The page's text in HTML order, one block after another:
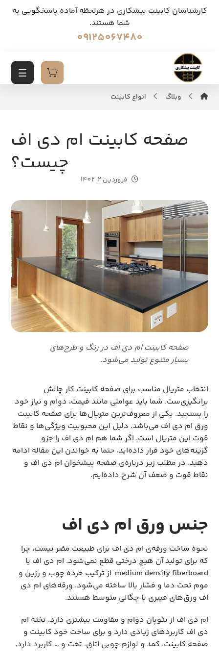
کارشناسان کابینت پیشکاری در هرلحظه آماده پاسخگویی به
شما هستند.
09125067480
وبلاگ انواع کابینت
صفحه کابینت ام دی اف
چیست؟
فروردین 2, 1402
صفحه کابینت ام دی اف در رنگ و طرح‌های
بسیار متنوع تولید می‌شود.
انتخاب متریال مناسب برای صفحه کابینت کار چالش
برانگیزی‌ست. شما باید عواملی مانند قیمت، دوام و نیاز خود
را بسنجید. یکی از معروف‌ترین متریال‌ها برای صفحه کابینت
ورق ام دی اف می‌باشد. دلیل این محبوبیت ویژگی‌ها و نقاط
قوت این متریال است. اگر شما هم ام دی اف را جزو
گزینه‌های خود قرار داده‌اید، حتما به خواندن این مقاله ادامه
دهید. در مطلب زیر درباره‌ی صفحه پیشخوان ام دی اف و
نقاط قوت و ضعف آن شرح داده‌ایم.
جنس ورق ام دی اف
نحوه ساخت ورقه‌ی ام دی اف برای طبیعت مضر نیست، چرا
که برای تولید آن هیچ درختی قطع نمی‌شود. ام دی اف یا
medium density fiberboard از ترکیب خرده چوب و رزین و
موم تحت دما و فشار بالا ساخته می‌شود. ورقه‌های ام دی
اف ورق‌های فیبری با چگالی متوسط هستند.
ام دی اف از نئوپان دوام و مقاومت بیشتری دارد. تخته ام
دی اف کاربردهای زیادی دارد و برای ساخت خود کابینت و
صفحه کابینت، کمد و لوازم چوبی اتاق، تخت و … کاربرد دارد.